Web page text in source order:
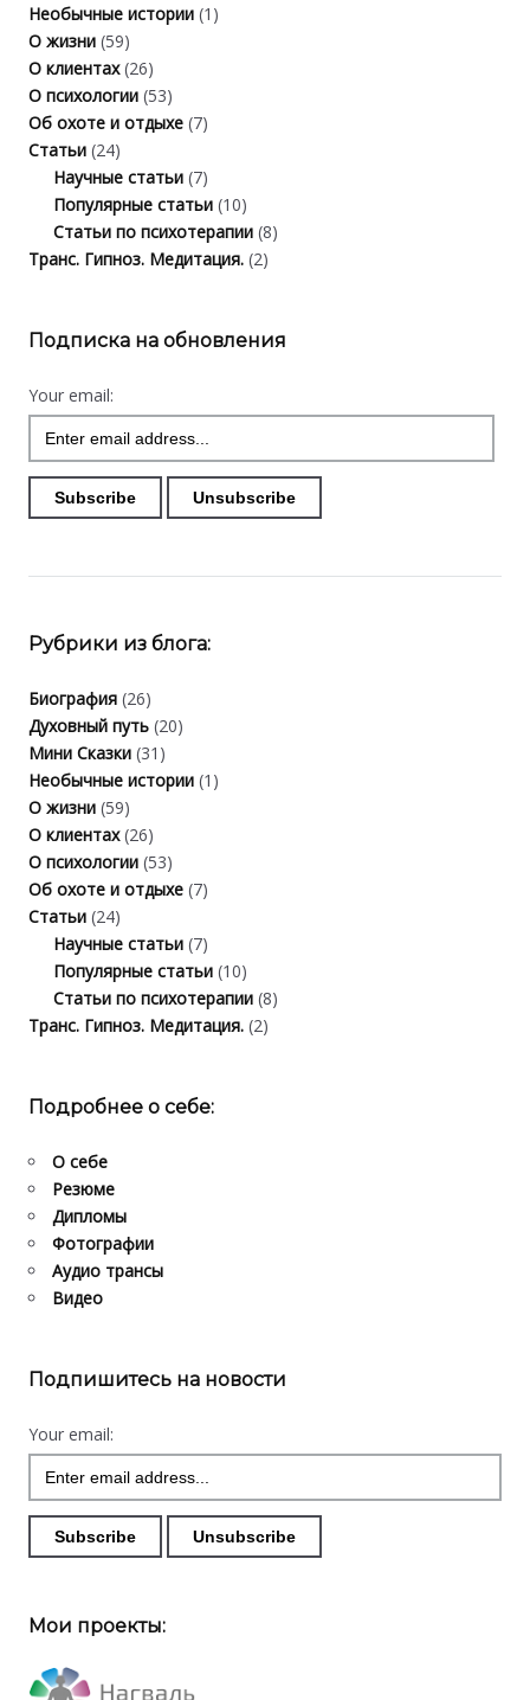
Необычные истории (1)
О жизни (59)
О клиентах(26)
О психологии (53)
Об охоте и отдыхе (7)
Статьи (24)
Научные статьи (7)
Популярные статьи (10)
Статьи по психотерапии (8)
Транс. Гипноз. Медитация. (2)
Подписка на обновления
Your email:
Рубрики из блога:
Биография (26)
Духовный путь (20)
Мини Сказки (31)
Необычные истории (1)
О жизни (59)
О клиентах(26)
О психологии (53)
Об охоте и отдыхе (7)
Статьи (24)
Научные статьи (7)
Популярные статьи (10)
Статьи по психотерапии (8)
Транс. Гипноз. Медитация. (2)
Подробнее о себе:
О себе
Резюме
Дипломы
Фотографии
Аудио трансы
Видео
Подпишитесь на новости
Your email:
Мои проекты: